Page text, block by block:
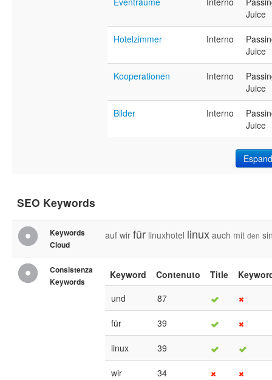
Juice
Hotelzimmer Interno
Juice
Kooperationen Interno
Juice
Bilder Interno
Juice
SEO Keywords
Keywords
Cloud
auf wir für linuxhotel linux auch mit den
Consistenza
Keywords
Keyword Contenuto Title
und
87
für 39
linux 39
wir 34